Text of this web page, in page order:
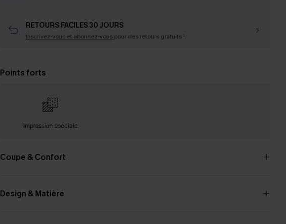
RETOURS FACILES 30 JOURS
Inscrivez-vous et abonnez-vous pour des retours gratuits !
Points forts
Impression spéciale
Coupe & Confort
Design & Matière